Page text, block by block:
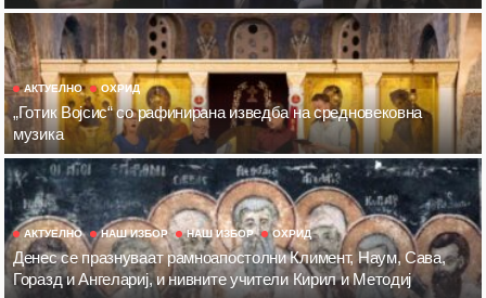
АКТУЕЛНО ОХРИД
„Готик Војсис“ со рафинирана изведба на средновековна
музика
АКТУЕЛНО НАШ ИЗБОР НАШ ИЗБОР ОХРИД
Денес се празнуваат рамноапостолни Климент, Наум, Сава,
Горазд и Ангелариј, и нивните учители Кирил и Методиј